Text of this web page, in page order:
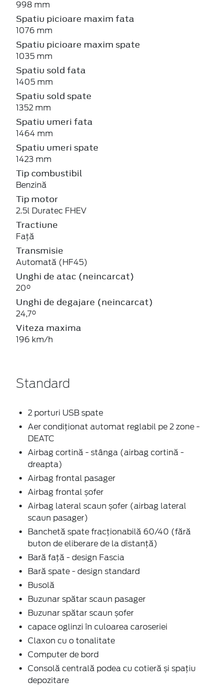
998 mm
Spatiu picioare maxim fata
1076 mm
Spatiu picioare maxim spate
1035 mm
Spatiu sold fata
1405 mm
Spatiu sold spate
1352 mm
Spatiu umeri fata
1464 mm
Spatiu umeri spate
1423 mm
Tip combustibil
Benzină
Tip motor
2.5l Duratec FHEV
Tractiune
Față
Transmisie
Automată (HF45)
Unghi de atac (neincarcat)
20°
Unghi de degajare (neincarcat)
24,7°
Viteza maxima
196 km/h
Standard
2 porturi USB spate
Aer condiționat automat reglabil pe 2 zone -
DEATC
Airbag cortină - stânga (airbag cortină -
dreapta)
Airbag frontal pasager
Airbag frontal șofer
Airbag lateral scaun șofer (airbag lateral
scaun pasager)
Banchetă spate fracționabilă 60/40 (fără
buton de eliberare de la distanță)
Bară față - design Fascia
Bară spate - design standard
Busolă
Buzunar spătar scaun pasager
Buzunar spătar scaun șofer
capace oglinzi în culoarea caroseriei
Claxon cu o tonalitate
Computer de bord
Consolă centrală podea cu cotieră și spațiu
depozitare